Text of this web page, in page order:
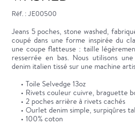
Réf. : JE00500
Jeans 5 poches, stone washed,
coupé dans une forme inspirée du
une coupe flatteuse : taille
resserrée en bas. Nous utilisons
denim italien tissé sur une machine
• Toile Selvedge 13oz
• Rivets couleur cuivre, braguette
• 2 poches arrière à rivets cachés
• Ourlet denim simple, surpiqûres
• 100% coton